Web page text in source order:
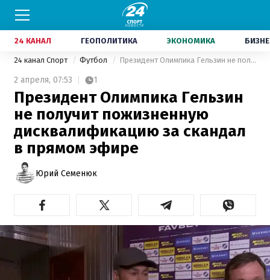
24 КАНАЛ ГЕОПОЛИТИКА ЭКОНОМИКА
24 канал Спорт Футбол Президент Олимпика Гельзин не получит пожизненную дисквалификацию за скандал в прямом эфире
2 апреля, 07:53 1
Президент Олимпика Гельзин
не получит пожизненную
дисквалификацию за скандал
в прямом эфире
Юрий Семенюк